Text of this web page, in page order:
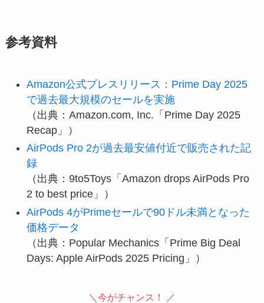
参考資料
Amazon公式プレスリリース：Prime Day 2025
で過去最大規模のセールを実施
（出典：Amazon.com, Inc.「Prime Day 2025
Recap」）
AirPods Pro 2が過去最安値付近で販売された記
録
（出典：9to5Toys「Amazon drops AirPods Pro
2 to best price」）
AirPods 4がPrimeセールで90ドル未満となった
価格データ
（出典：Popular Mechanics「Prime Big Deal
Days: Apple AirPods 2025 Pricing」）
＼今がチャンス！ ／